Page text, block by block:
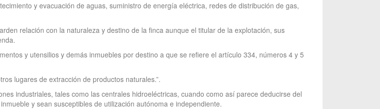
y evacuación de aguas, suministro de energía eléctrica, redes de distribución de gas,
relación con la naturaleza y destino de la finca aunque el titular de la explotación, sus
y utensilios y demás inmuebles por destino a que se refiere el artículo 334, números 4 y 5
lugares de extracción de productos naturales.”.
industriales, tales como las centrales hidroeléctricas, cuando como así parece deducirse del
y sean susceptibles de utilización autónoma e independiente.